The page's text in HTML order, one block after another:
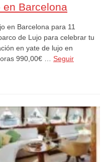
Barcelona
en Barcelona para 11
de Lujo para celebrar tu
en yate de lujo en
990,00€ … Seguir